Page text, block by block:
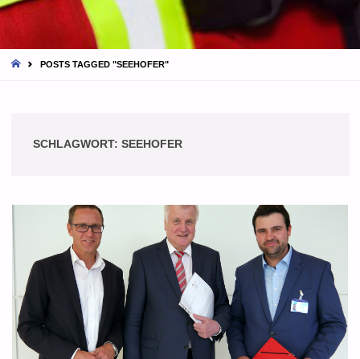
HOMEPOSTS TAGGED "SEEHOFER"
SCHLAGWORT: SEEHOFER